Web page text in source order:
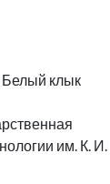
Белый клык
им. К. И.